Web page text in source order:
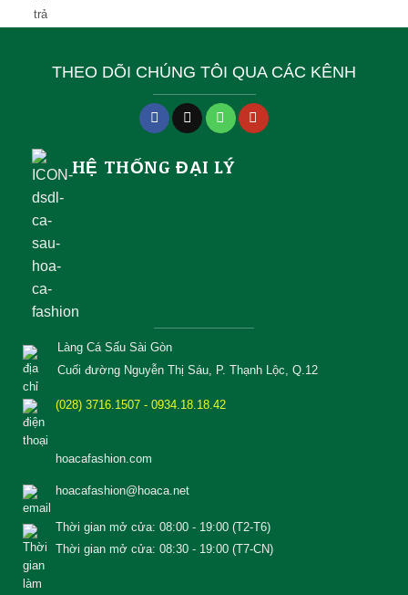
THEO DÕI CHÚNG TÔI QUA CÁC KÊNH
HỆ THỐNG ĐẠI LÝ
Làng Cá Sấu Sài Gòn
Cuối đường Nguyễn Thị Sáu, P. Thạnh Lộc, Q.12
(028) 3716.1507 - 0934.18.18.42
hoacafashion.com
hoacafashion@hoaca.net
Thời gian mở cửa: 08:00 - 19:00 (T2-T6)
Thời gian mở cửa: 08:30 - 19:00 (T7-CN)